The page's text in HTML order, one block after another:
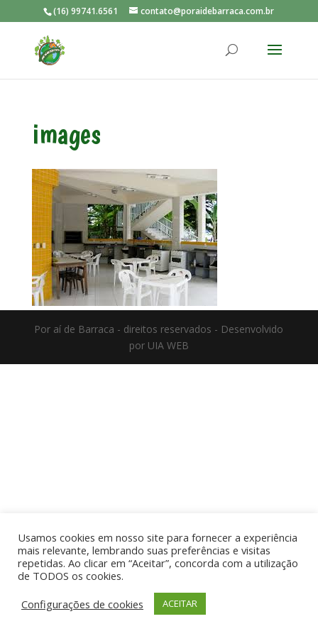
(16) 99741.6561 contato@poraidebarraca.com.br
images
Por aí de Barraca - direitos reservados - Desenvolvido
por UIA WEB
Usamos cookies em nosso site para fornecer a experiência
mais relevante, lembrando suas preferências e visitas
repetidas. Ao clicar em “Aceitar”, concorda com a utilização
de TODOS os cookies.
Configurações de cookies
ACEITAR